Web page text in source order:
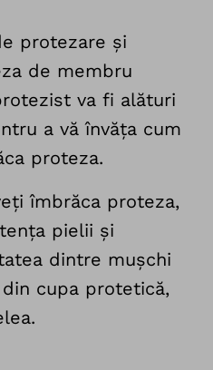
protezare și
de membru
va fi alături
a vă învăța cum
proteza.
îmbrăca proteza,
pielii și
dintre mușchi
cupa protetică,